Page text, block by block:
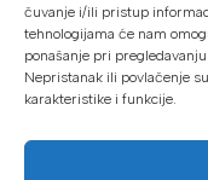
čuvanje i/ili pristup
tehnologijama će nam
ponašanje pri
Nepristanak ili povlačenje
karakteristike i funkcije.
U našoj web trgovini
Kreditnim karticama
Općom uplatnicom,
Gotovinom prilikom